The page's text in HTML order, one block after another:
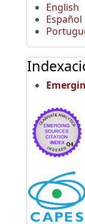
English
Español